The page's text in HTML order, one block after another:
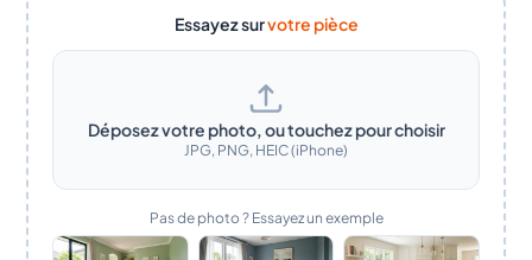
Essayez survotre pièce
Déposez votre photo, ou touchez pour choisir
JPG, PNG, HEIC (iPhone)
Pas de photo ? Essayez un exemple